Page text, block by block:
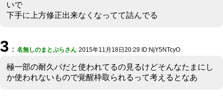
いで
下手に上方修正出来なくなってて詰んでる
3 ： 名無しのまとぷらさん 2015年11月18日20:29 ID:NjY5NTcyO
極一部の耐久パだと使われてるの見るけどそんなたまにし
か使われないもので覚醒枠取られるって考えるとなあ